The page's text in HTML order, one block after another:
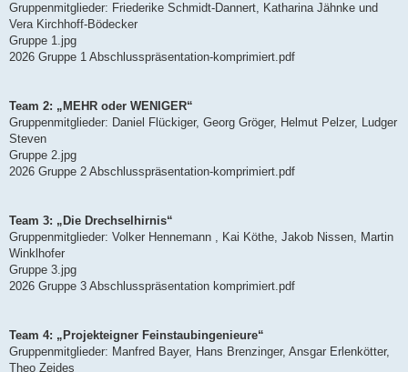
Gruppenmitglieder: Friederike Schmidt-Dannert, Katharina Jähnke und
Vera Kirchhoff-Bödecker
Gruppe 1.jpg
2026 Gruppe 1 Abschlusspräsentation-komprimiert.pdf
Team 2: „MEHR oder WENIGER“
Gruppenmitglieder: Daniel Flückiger, Georg Gröger, Helmut Pelzer, Ludger
Steven
Gruppe 2.jpg
2026 Gruppe 2 Abschlusspräsentation-komprimiert.pdf
Team 3: „Die Drechselhirnis“
Gruppenmitglieder: Volker Hennemann , Kai Köthe, Jakob Nissen, Martin
Winklhofer
Gruppe 3.jpg
2026 Gruppe 3 Abschlusspräsentation komprimiert.pdf
Team 4: „Projekteigner Feinstaubingenieure“
Gruppenmitglieder: Manfred Bayer, Hans Brenzinger, Ansgar Erlenkötter,
Theo Zeides